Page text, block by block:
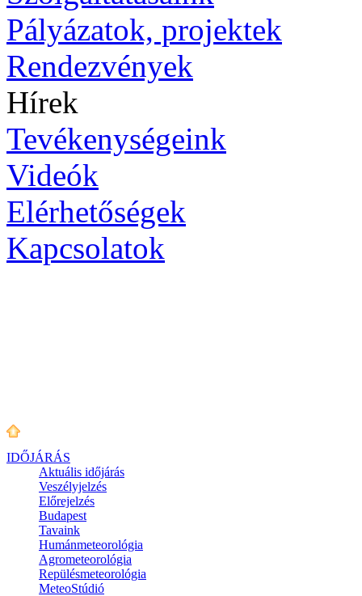
Pályázatok, projektek
Rendezvények
Hírek
Tevékenységeink
Videók
Elérhetőségek
Kapcsolatok
IDŐJÁRÁS
Aktuális időjárás
Veszélyjelzés
Előrejelzés
Budapest
Tavaink
Humánmeteorológia
Agrometeorológia
Repülésmeteorológia
MeteoStúdió